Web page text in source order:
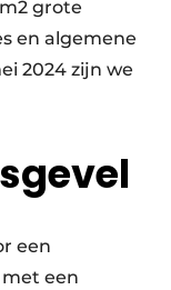
grote
en algemene
2024 zijn we
een
met een